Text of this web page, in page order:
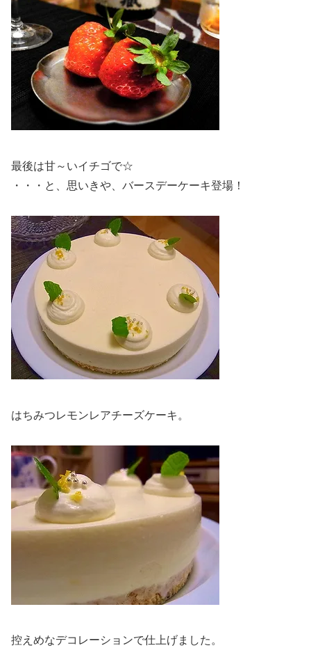
最後は甘～いイチゴで☆
・・・と、思いきや、バースデーケーキ登場！
はちみつレモンレアチーズケーキ。
控えめなデコレーションで仕上げました。